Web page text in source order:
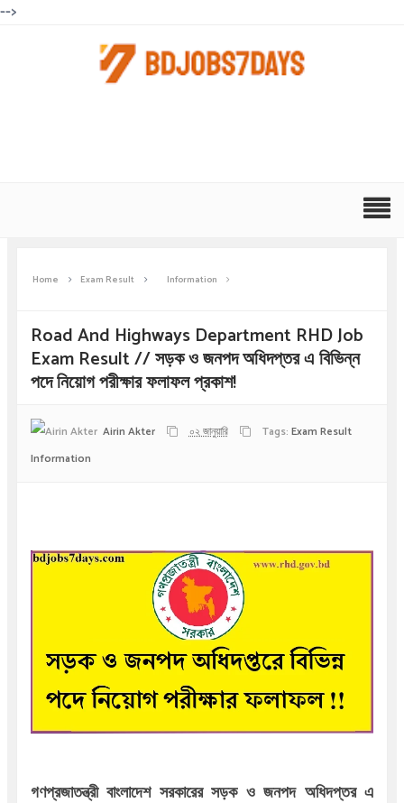
-->
Home Exam Result Information
Road And Highways Department RHD Job
Exam Result // সড়ক ও জনপদ অধিদপ্তর এ বিভিন্ন
পদে নিয়োগ পরীক্ষার ফলাফল প্রকাশ!
Airin Akter ০২ জানুয়ারি Tags: Exam Result
Information
গণপ্রজাতন্ত্রী বাংলাদেশ সরকারের সড়ক ও জনপদ অধিদপ্তর এ